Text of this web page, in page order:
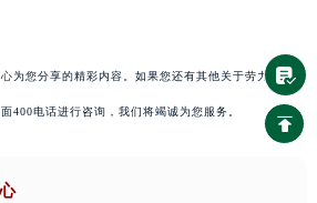
为您分享的精彩内容。如果您还有其他关于劳力士手表
400电话进行咨询，我们将竭诚为您服务。